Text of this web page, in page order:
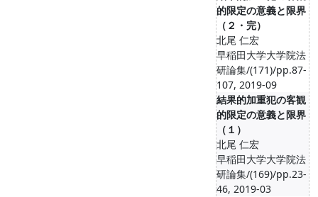
的限定の意義と限界
（２・完）
北尾 仁宏
早稲田大学大学院法
研論集/(171)/pp.87-
107, 2019-09
結果的加重犯の客観
的限定の意義と限界
（１）
北尾 仁宏
早稲田大学大学院法
研論集/(169)/pp.23-
46, 2019-03